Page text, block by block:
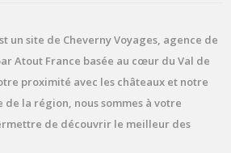
un site de Cheverny Voyages, agence de
Atout France basée au cœur du Val de
proximité avec les châteaux et notre
de la région, nous sommes à votre
de découvrir le meilleur des